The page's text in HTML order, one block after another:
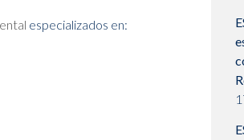
especializados en: